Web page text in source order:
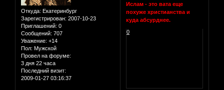
Откуда: Екатеринбург
Зарегистрирован: 2007-10-23
Приглашений: 0
Сообщений: 707
Уважение: +14
Пол: Мужской
Провел на форуме:
3 дня 22 часа
Последний визит:
2009-01-27 03:16:37
Ислам - это вата еще
похуже христианства и
куда абсурднее.
0